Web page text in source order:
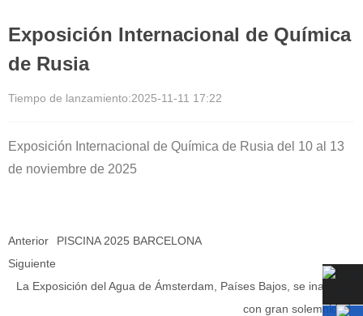
Exposición Internacional de Química
de Rusia
Tiempo de lanzamiento:2025-11-11 17:22
Exposición Internacional de Química de Rusia del 10 al 13
de noviembre de 2025
Anterior PISCINA 2025 BARCELONA
La Exposición del Agua de Ámsterdam, Países Bajos, se inauguró
con gran solemnidad.
Siguiente